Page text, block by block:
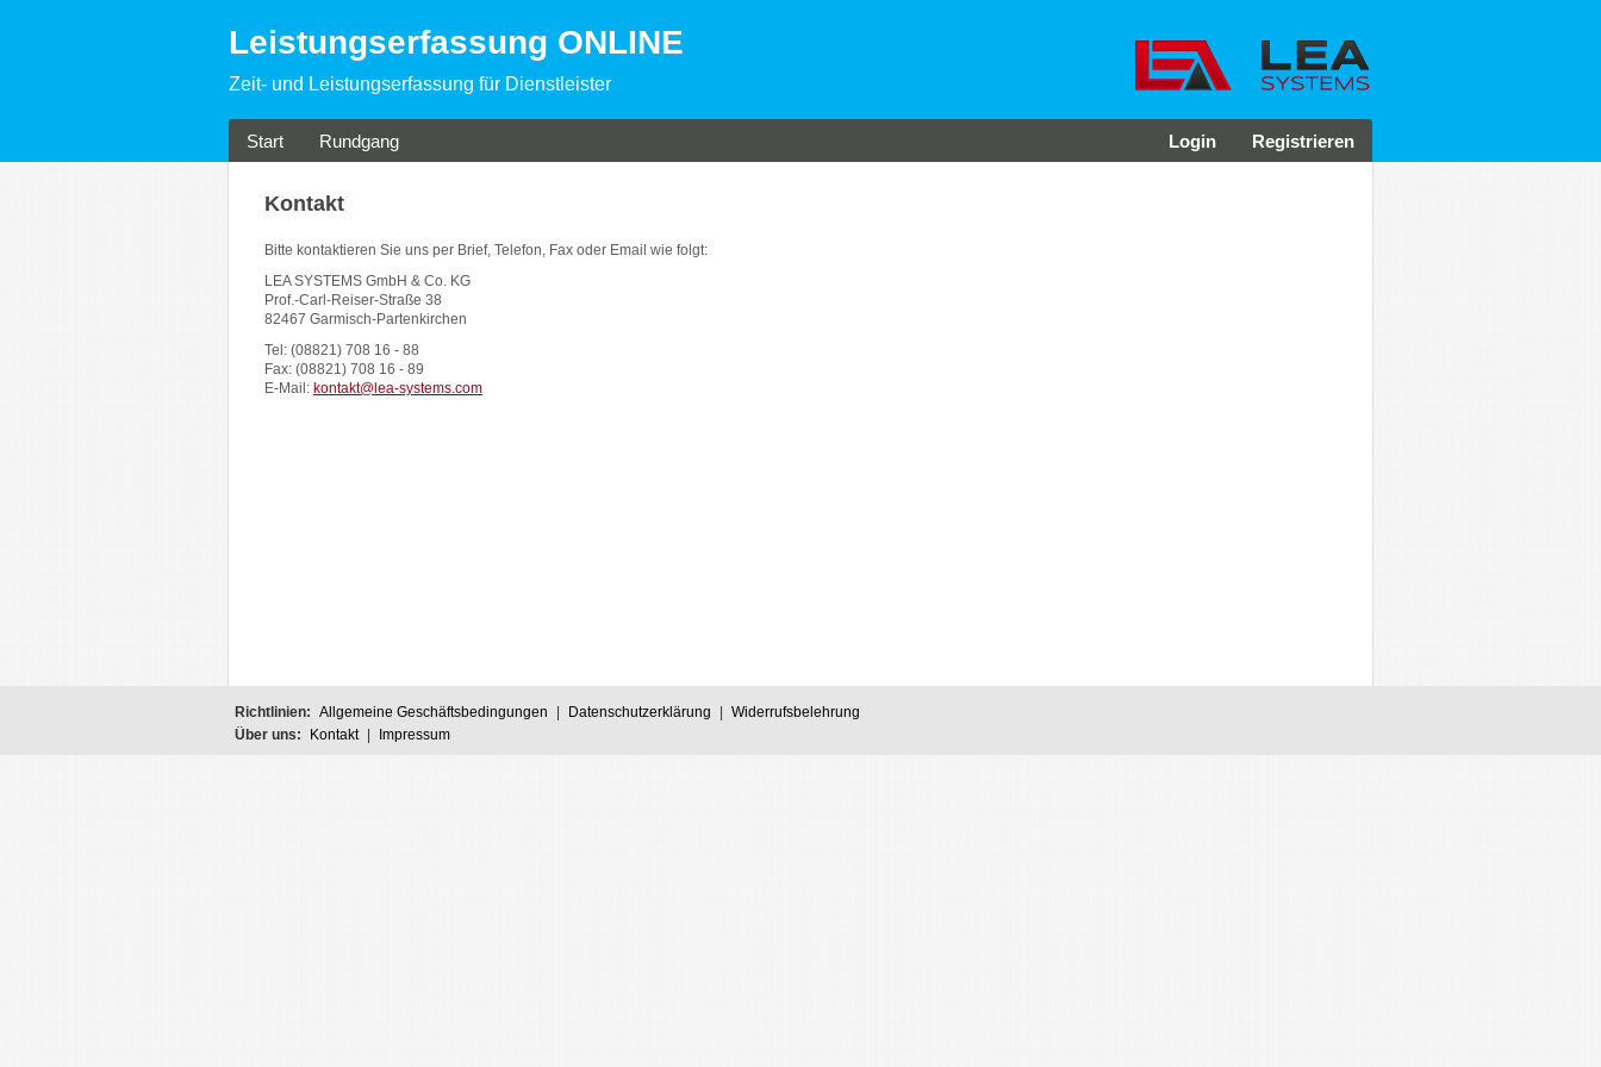
Leistungserfassung ONLINE
Zeit- und Leistungserfassung für Dienstleister
Start Rundgang Login Registrieren
Kontakt
Bitte kontaktieren Sie uns per Brief, Telefon, Fax oder Email wie folgt:
LEA SYSTEMS GmbH & Co. KG
Prof.-Carl-Reiser-Straße 38
82467 Garmisch-Partenkirchen
Tel: (08821) 708 16 - 88
Fax: (08821) 708 16 - 89
E-Mail: kontakt@lea-systems.com
Richtlinien: Allgemeine Geschäftsbedingungen Datenschutzerklärung
Widerrufsbelehrung
Über uns:
Kontakt Impressum